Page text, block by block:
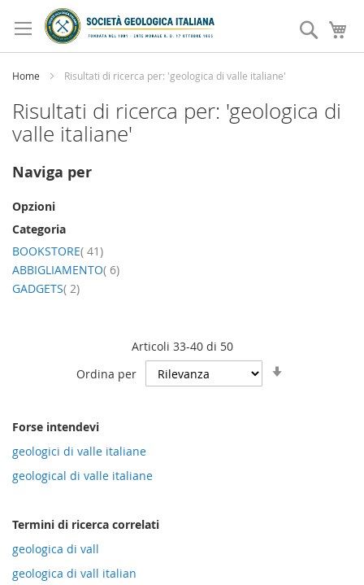
al
contenuto
Search
Home Risultati di ricerca per: 'geologica di valle italiane'
Risultati di ricerca per: 'geologica di
valle italiane'
Articoli 33-40di 50
Ordina per
Forse intendevi
geologici di valle italiane
geological di valle italiane
Termini di ricerca correlati
geologica di vall
geologica di vall italian
Naviga per
Opzioni
Categoria
BOOKSTORE 41elemento
ABBIGLIAMENTO 6elemento
GADGETS 2elemento